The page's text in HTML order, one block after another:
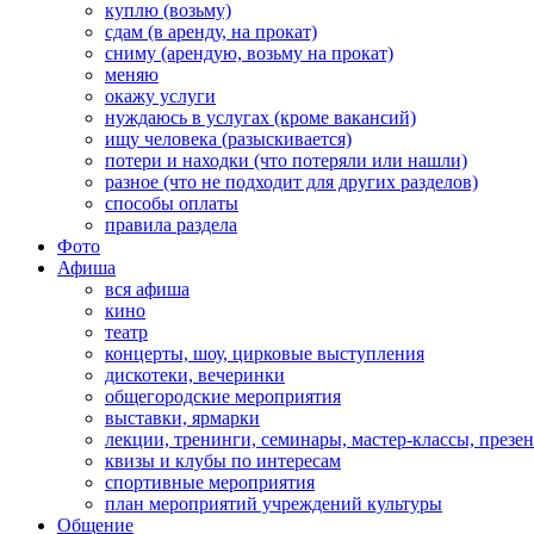
куплю (возьму)
сдам (в аренду, на прокат)
сниму (арендую, возьму на прокат)
меняю
окажу услуги
нуждаюсь в услугах (кроме вакансий)
ищу человека (разыскивается)
потери и находки (что потеряли или нашли)
разное (что не подходит для других разделов)
способы оплаты
правила раздела
Фото
Афиша
вся афиша
кино
театр
концерты, шоу, цирковые выступления
дискотеки, вечеринки
общегородские мероприятия
выставки, ярмарки
лекции, тренинги, семинары, мастер-классы,
квизы и клубы по интересам
спортивные мероприятия
план мероприятий учреждений культуры
Общение